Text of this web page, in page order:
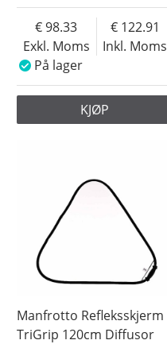
Exkl. Moms
98.33
Inkl. Moms
122.91
På lager
KJØP
Manfrotto Refleksskjerm
TriGrip 120cm Diffusor